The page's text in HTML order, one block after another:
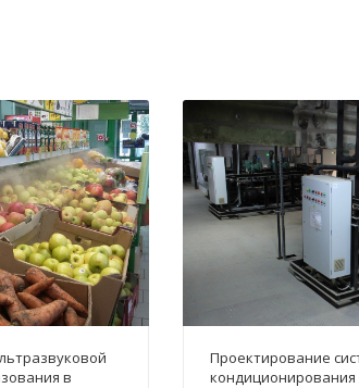
в
Проектирование
кондиционирования